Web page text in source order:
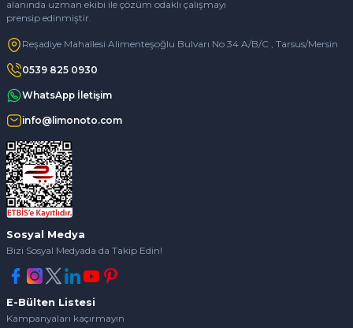
alanında uzman ekibi ile çözüm odaklı çalışmayı
prensip edinmiştir.
Reşadiye Mahallesi Alimenteşoğlu Bulvarı No 34 A/B/C , Tarsus/Mersin
0539 825 0930
WhatsApp İletişim
info@limonoto.com
Sosyal Medya
Bizi Sosyal Medyada da Takip Edin!
E-Bülten Listesi
Kampanyaları kaçırmayın